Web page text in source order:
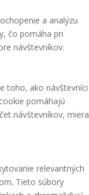
a analýzu
čo pomáha pri
návštevníkov.
toho, ako návštevníci
pomáhajú
návštevníkov, miera
relevantných
Tieto súbory